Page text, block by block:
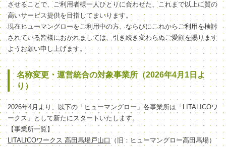
させることで、ご利用者様一人ひとりに合わせた、これまで以上に質の
高いサービス提供を目指してまいります。
現在ヒューマングローをご利用中の方、ならびにこれからご利用を検討
されている皆様におかれましては、引き続き変わらぬご愛顧を賜ります
ようお願い申し上げます。
名称変更・運営統合の対象事業所（2026年4月1日よ
り）
2026年4月より、以下の「ヒューマングロー」各事業所は「LITALICOワ
ークス」として新たにスタートいたします。
【事業所一覧】
LITALICOワークス 高田馬場戸山口 （旧：ヒューマングロー高田馬場）